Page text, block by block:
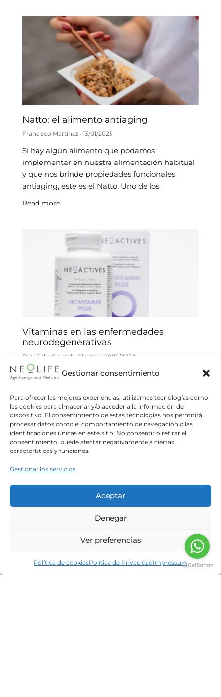
Gestionar consentimiento
Para ofrecer las mejores experiencias, utilizamos tecnologías como
las cookies para almacenar y/o acceder a la información del
dispositivo. El consentimiento de estas tecnologías nos permitirá
procesar datos como el comportamiento de navegación o las
identificaciones únicas en este sitio. No consentir o retirar el
consentimiento, puede afectar negativamente a ciertas
características y funciones.
Gestionar los servicios
Aceptar
Denegar
Ver preferencias
Política de cookiesPolítica de PrivacidadImpressum
Natto: el alimento antiaging
Francisco Martínez 13/01/2023
Si hay algún alimento que podamos
implementar en nuestra alimentación habitual
y que nos brinde propiedades funcionales
antiaging, este es el Natto. Uno de los
Read more
Vitaminas en las enfermedades
neurodegenerativas
Dra. Celia Gonzalo Gleyzes 28/12/2022
Las vitaminas pueden ser beneficiosas para la
ciertas patologías neurodegenerativas. Las
claves del problema se encuentran en el
Read more
antiaging